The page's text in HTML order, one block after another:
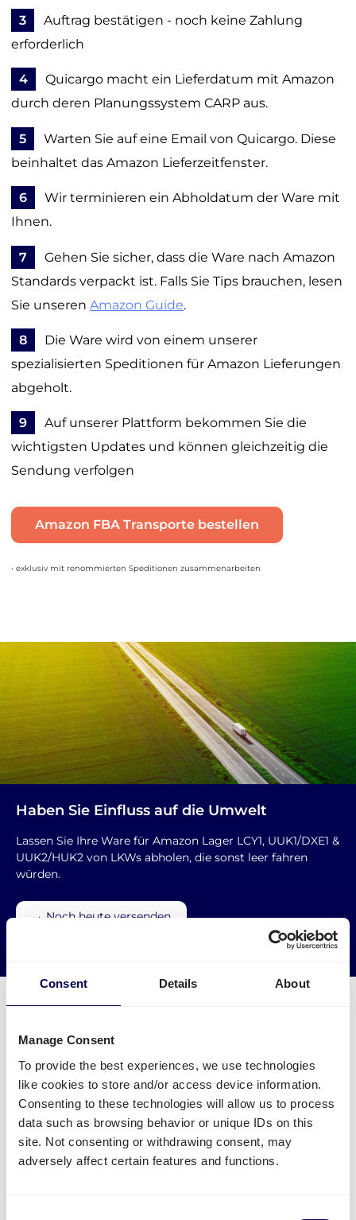
Consent Details About
Manage Consent
To provide the best experiences, we use technologies
like cookies to store and/or access device information.
Consenting to these technologies will allow us to process
data such as browsing behavior or unique IDs on this
site. Not consenting or withdrawing consent, may
adversely affect certain features and functions.
3
Auftrag bestätigen - noch keine Zahlung
erforderlich
4
Quicargo macht ein Lieferdatum mit Amazon
durch deren Planungssystem CARP aus.
5
Warten Sie auf eine Email von Quicargo. Diese
beinhaltet das Amazon Lieferzeitfenster.
6
Wir terminieren ein Abholdatum der Ware mit
Ihnen.
7
Gehen Sie sicher, dass die Ware nach Amazon
Standards verpackt ist. Falls Sie Tips brauchen, lesen
Sie unseren Amazon Guide.
8
Die Ware wird von einem unserer
spezialisierten Speditionen für Amazon Lieferungen
abgeholt.
9
Auf unserer Plattform bekommen Sie die
wichtigsten Updates und können gleichzeitig die
Sendung verfolgen
Amazon FBA Transporte bestellen
• exklusiv mit renommierten Speditionen zusammenarbeiten
Haben Sie Einfluss auf die Umwelt
Lassen Sie Ihre Ware für Amazon Lager LCY1, UUK1/DXE1 &
UUK2/HUK2 von LKWs abholen, die sonst leer fahren
würden.
→ Noch heute versenden
Was muss ich für eine Palettensendung
zu Amazon LCY1, UUK1/DXE1 &
UUK2/HUK2 beachten?
Welche Angaben sind nötig?
Name des FBA Warenlagers - aber Achtung: